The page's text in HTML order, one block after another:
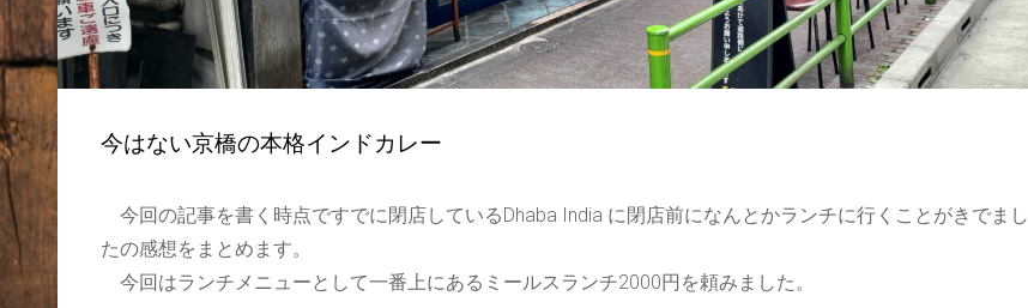
今はない京橋の本格インドカレー
今回の記事を書く時点ですでに閉店しているDhaba India に閉店前になんとかランチに行くことがきでまし
たの感想をまとめます。
今回はランチメニューとして一番上にあるミールスランチ2000円を頼みました。